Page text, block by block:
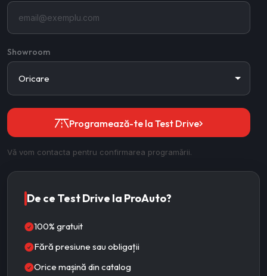
Showroom
Programează-te la Test Drive
Vă vom contacta pentru confirmarea programării.
De ce Test Drive la ProAuto?
100% gratuit
Fără presiune sau obligații
Orice mașină din catalog